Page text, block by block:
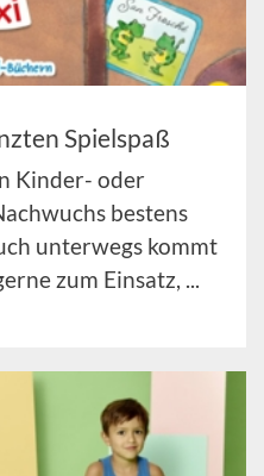
Spielspaß
Kinder- oder
bestens
unterwegs kommt
zum Einsatz, ...